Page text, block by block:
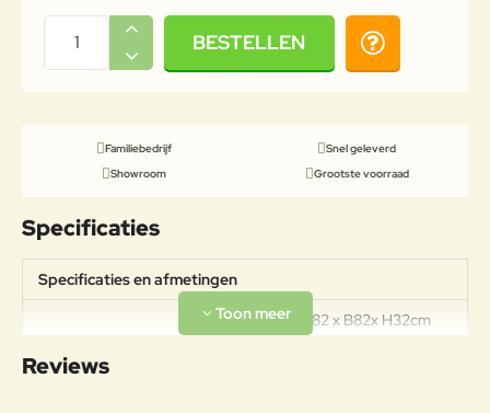
BESTELLEN
Familiebedrijf
Snel geleverd
Showroom
Grootste voorraad
Specificaties
Specificaties en afmetingen
Specificaties
Afmetingen: L82 x B82x H32cm
Zithoogte: 45cm (incl. kussens)
Reviews